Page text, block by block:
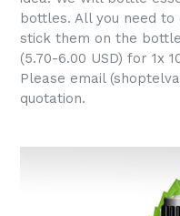
bottles. All you need
stick them on the
(5.70-6.00 USD) for 1x
Please email
quotation.